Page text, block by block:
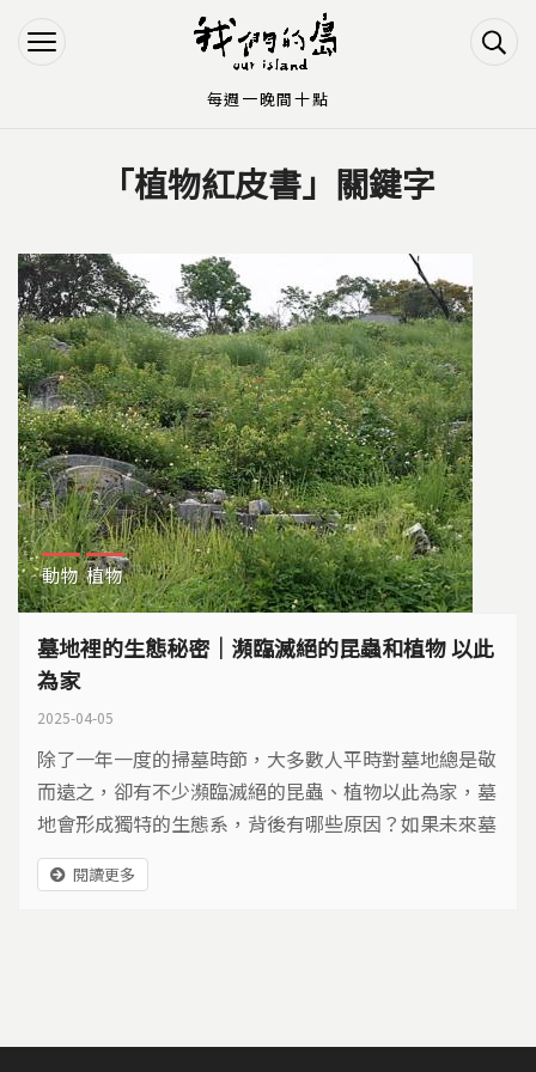
Jump to Navigation
Jump to Main content
「植物紅皮書」關鍵字
動物 植物
墓地裡的生態秘密｜瀕臨滅絕的昆蟲和植物 以此
為家
2025-04-05
除了一年一度的掃墓時節，大多數人平時對墓地總是敬
而遠之，卻有不少瀕臨滅絕的昆蟲、植物以此為家，墓
地會形成獨特的生態系，背後有哪些原因？如果未來墓
地消失了，又會對這些生物造成哪些影響？
閱讀更多
每週一晚間十點